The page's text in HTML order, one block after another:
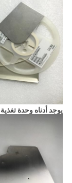
يوجد أدناه وحدة تغذية